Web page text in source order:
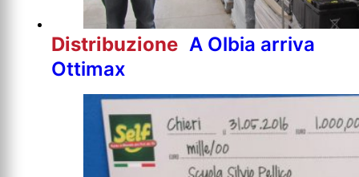
Distribuzione A Olbia arriva
Ottimax